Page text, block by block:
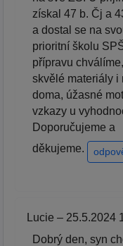
získal 47 b. Čj a
a dostal se na
prioritní školu
přípravu chválíme,
skvělé materiály i
doma, úžasné
vzkazy u
Doporučujeme a
děkujeme.
Lucie – 25.5.2024
Dobrý den, syn